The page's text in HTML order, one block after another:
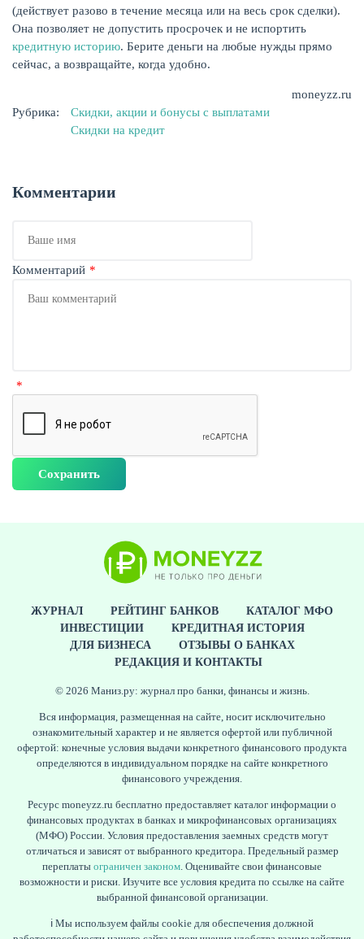
(действует разово в течение месяца или на весь срок сделки).
Она позволяет не допустить просрочек и не испортить
кредитную историю. Берите деньги на любые нужды прямо
сейчас, а возвращайте, когда удобно.
moneyzz.ru
Рубрика:
Скидки, акции и бонусы с выплатами
Скидки на кредит
Комментарии
имя
Комментарий
ЖУРНАЛ РЕЙТИНГ БАНКОВ
КАТАЛОГ МФО
ИНВЕСТИЦИИ
КРЕДИТНАЯ ИСТОРИЯ
ДЛЯ БИЗНЕСА
ОТЗЫВЫ О БАНКАХ
РЕДАКЦИЯ И КОНТАКТЫ
© 2026 Маниз.ру: журнал про банки, финансы и жизнь.
Вся информация, размещенная на сайте, носит исключительно
ознакомительный характер и не является офертой или публичной
офертой: конечные условия выдачи конкретного финансового продукта
определяются в индивидуальном порядке на сайте конкретного
финансового учреждения.
Ресурс moneyzz.ru бесплатно предоставляет каталог информации о
финансовых продуктах в банках и микрофинансовых организациях
(МФО) России. Условия предоставления заемных средств могут
отличаться и зависят от выбранного кредитора. Предельный размер
переплаты ограничен законом. Оценивайте свои финансовые
возможности и риски. Изучите все условия кредита по ссылке на сайте
выбранной финансовой организации.
ℹ️ Мы используем файлы cookie для обеспечения должной